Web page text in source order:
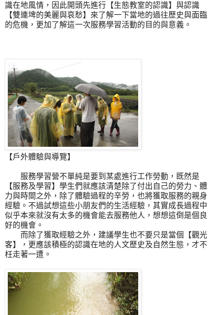
識在地風情，因此開頭先進行【生態教室的認識】與認識
【雙連埤的美麗與哀愁】來了解一下當地的過往歷史與面臨
的危機，更加了解這一次服務學習活動的目的與意義。
【戶外體驗與導覽】
服務學習營不單純是要到某處進行工作勞動，既然是
【服務及學習】學生們就應該清楚除了付出自己的勞力、體
力與時間之外，除了體驗過程的辛勞，也將獲取服務的親身
經驗。不過試想這些小朋友們的生活經驗，其實成長過程中
似乎本來就沒有太多的機會能去服務他人，想想這倒是個良
好的機會。
而除了獲取經驗之外，建議學生也不要只是當個【觀光
客】，更應該積極的認識在地的人文歷史及自然生態，才不
枉走著一遭。